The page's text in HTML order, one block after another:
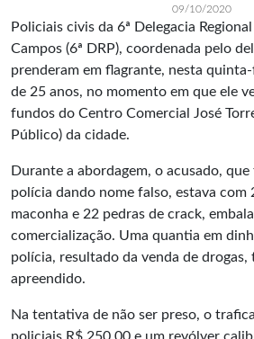
09/10/2020
Policiais civis da 6ª Delegacia
Campos (6ª DRP), coordenada pelo
prenderam em flagrante, nesta
de 25 anos, no momento em que ele
fundos do Centro Comercial José
Público) da cidade.
Durante a abordagem, o acusado,
polícia dando nome falso, estava com
maconha e 22 pedras de crack,
comercialização. Uma quantia em
polícia, resultado da venda de drogas,
apreendido.
Na tentativa de não ser preso, o